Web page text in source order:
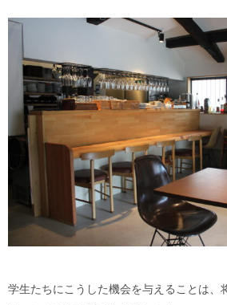
学生たちにこうした機会を与えることは、